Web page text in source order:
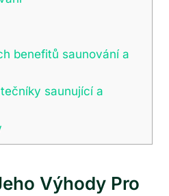
benefitů saunování a
saunující a
Výhody Pro